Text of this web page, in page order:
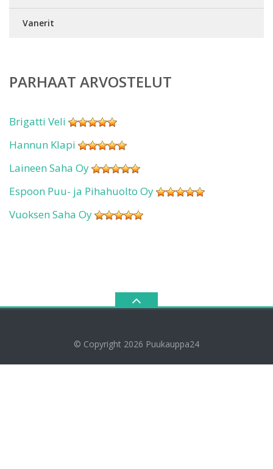
Vanerit
PARHAAT ARVOSTELUT
Brigatti Veli
Hannun Klapi
Laineen Saha Oy
Espoon Puu- ja Pihahuolto Oy
Vuoksen Saha Oy
© Copyright 2026 Puukauppa24